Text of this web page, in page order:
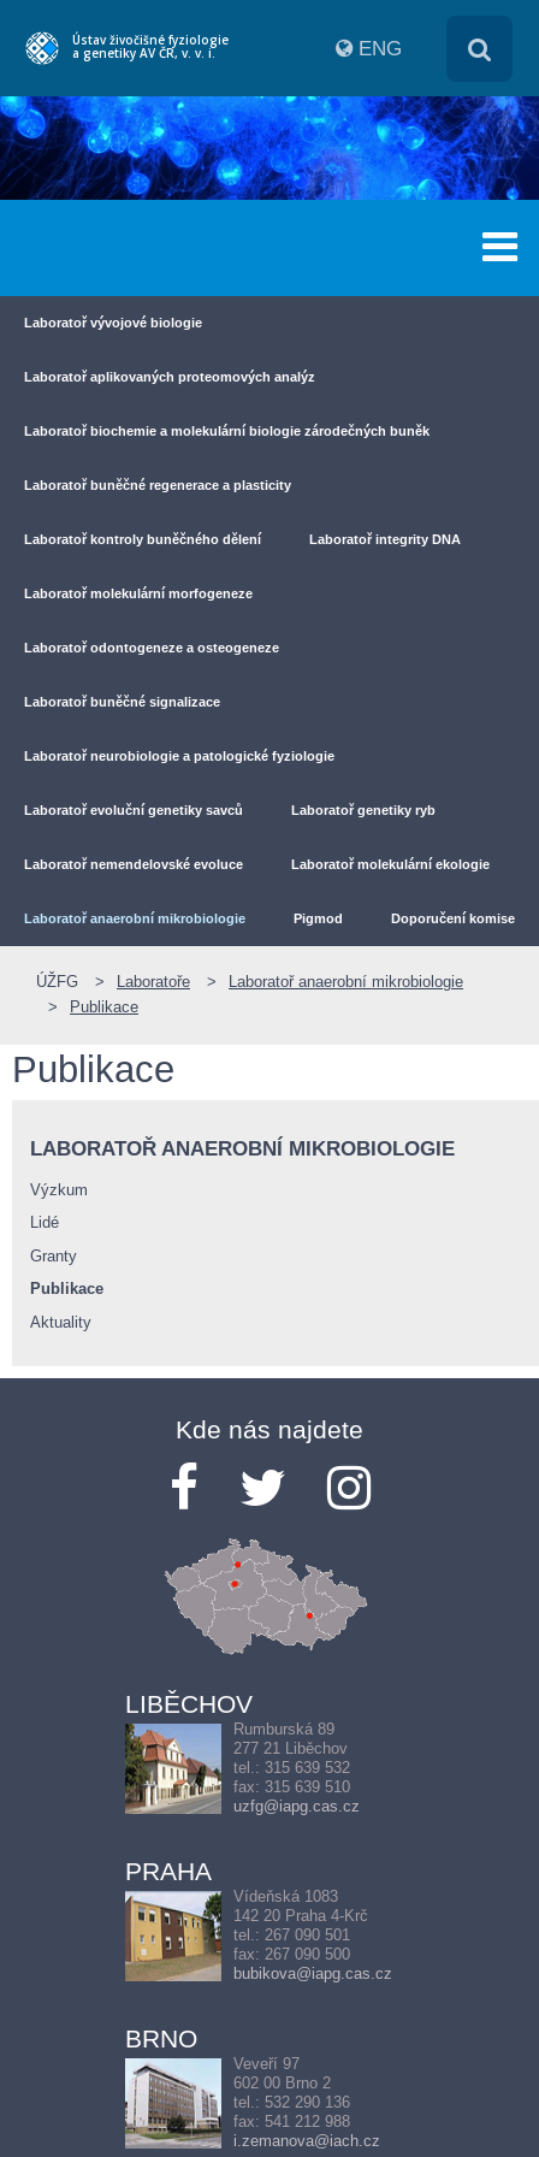
Ústav živočišné fyziologie
a genetiky AV ČR, v. v. i. ENG
Laboratoř vývojové biologie
Laboratoř aplikovaných proteomových analýz
Laboratoř biochemie a molekulární biologie zárodečných buněk
Laboratoř buněčné regenerace a plasticity
Laboratoř kontroly buněčného dělení Laboratoř integrity DNA
Laboratoř molekulární morfogeneze
Laboratoř odontogeneze a osteogeneze
Laboratoř buněčné signalizace
Laboratoř neurobiologie a patologické fyziologie
Laboratoř evoluční genetiky savců Laboratoř genetiky ryb
Laboratoř nemendelovské evoluce Laboratoř molekulární ekologie
Laboratoř anaerobní mikrobiologie Pigmod Doporučení komise
ÚŽFG Laboratoře
Laboratoř anaerobní mikrobiologie
Publikace
Publikace
LABORATOŘ ANAEROBNÍ MIKROBIOLOGIE
Výzkum
Lidé
Granty
Publikace
Aktuality
Kde nás najdete
LIBĚCHOV
Rumburská 89
277 21 Liběchov
tel.: 315 639 532
fax: 315 639 510
uzfg@iapg.cas.cz
PRAHA
Vídeňská 1083
142 20 Praha 4-Krč
tel.: 267 090 501
fax: 267 090 500
bubikova@iapg.cas.cz
BRNO
Veveří 97
602 00 Brno 2
tel.: 532 290 136
fax: 541 212 988
i.zemanova@iach.cz